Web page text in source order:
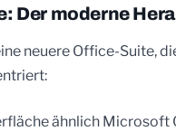
Der moderne
neuere Office-Suite,
ähnlich Microsoft